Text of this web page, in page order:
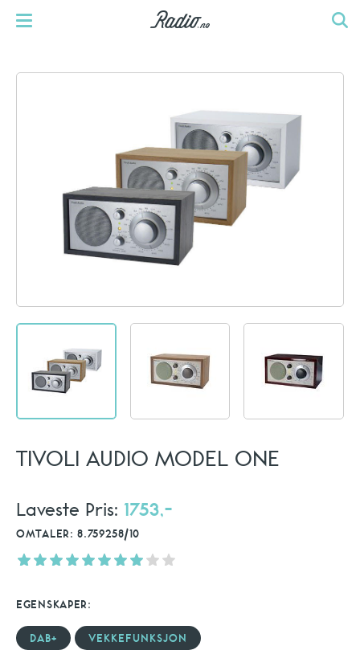
TIVOLI AUDIO MODEL ONE
Laveste Pris: 1753,-
OMTALER: 8.759258/10
EGENSKAPER:
DAB+ VEKKEFUNKSJON